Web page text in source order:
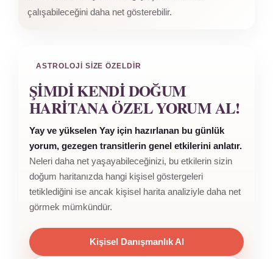
çalışabileceğini daha net gösterebilir.
ASTROLOJI SIZE ÖZELDIR
ŞIMDI KENDI DOĞUM
HARITANA ÖZEL YORUM AL!
Yay ve yükselen Yay için hazırlanan bu günlük
yorum, gezegen transitlerin genel etkilerini anlatır.
Neleri daha net yaşayabileceğinizi, bu etkilerin sizin
doğum haritanızda hangi kişisel göstergeleri
tetiklediğini ise ancak kişisel harita analiziyle daha net
görmek mümkündür.
Kişisel Danışmanlık Al